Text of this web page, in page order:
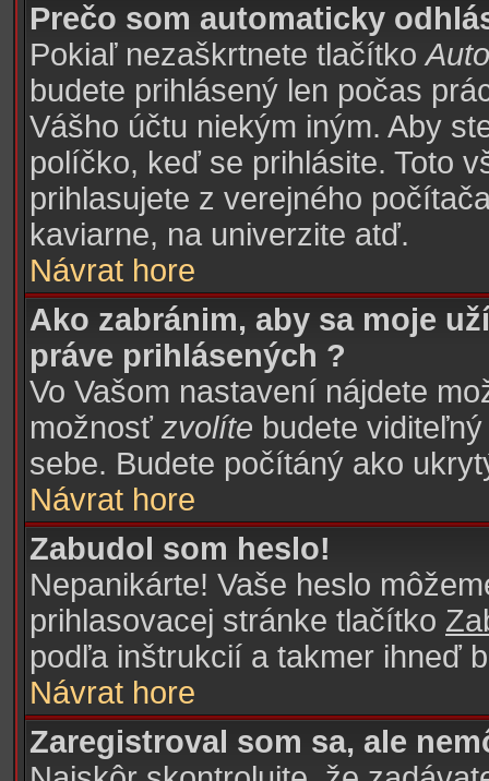
Prečo som automaticky
Pokiaľ nezaškrtnete tlačítko
budete prihlásený len počas
Vášho účtu niekým iným. Aby
políčko, keď se prihlásite. Toto
prihlasujete z verejného
kaviarne, na univerzite atď.
Návrat hore
Ako zabránim, aby sa moje
práve prihlásených ?
Vo Vašom nastavení nájdete
možnosť zvolíte budete
sebe. Budete počítáný ako
Návrat hore
Zabudol som heslo!
Nepanikárte! Vaše heslo
prihlasovacej stránke tlačítko
podľa inštrukcií a takmer ihneď
Návrat hore
Zaregistroval som sa, ale